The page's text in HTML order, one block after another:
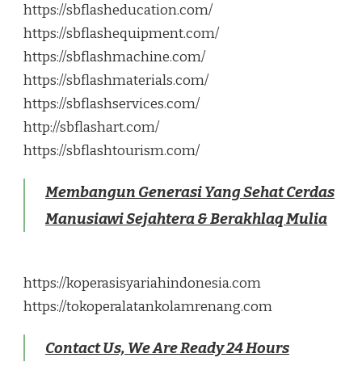
https://sbflasheducation.com/
https://sbflashequipment.com/
https://sbflashmachine.com/
https://sbflashmaterials.com/
https://sbflashservices.com/
http://sbflashart.com/
https://sbflashtourism.com/
Membangun Generasi Yang Sehat Cerdas
Manusiawi Sejahtera & Berakhlaq Mulia
https://koperasisyariahindonesia.com
https://tokoperalatankolamrenang.com
Contact Us, We Are Ready 24 Hours